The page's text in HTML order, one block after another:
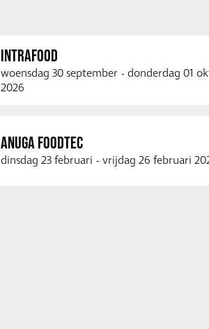
INTRAFOOD
woensdag 30 september - donderdag 01
2026
ANUGA FOODTEC
dinsdag 23 februari - vrijdag 26 februari